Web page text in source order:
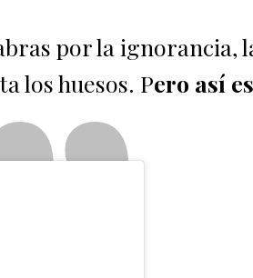
por la ignorancia,
los huesos. Pero así